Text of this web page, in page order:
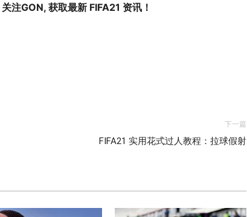
关注GON, 获取最新 FIFA21 资讯！
下一篇
FIFA21 实用花式过人教程：拉球假射